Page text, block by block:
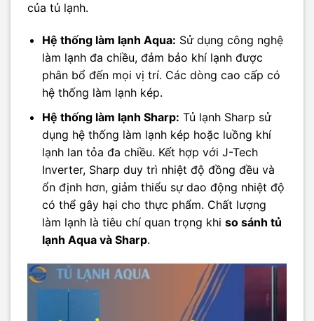
của tủ lạnh.
Hệ thống làm lạnh Aqua: Sử dụng công nghệ
làm lạnh đa chiều, đảm bảo khí lạnh được
phân bổ đến mọi vị trí. Các dòng cao cấp có
hệ thống làm lạnh kép.
Hệ thống làm lạnh Sharp: Tủ lạnh Sharp sử
dụng hệ thống làm lạnh kép hoặc luồng khí
lạnh lan tỏa đa chiều. Kết hợp với J-Tech
Inverter, Sharp duy trì nhiệt độ đồng đều và
ổn định hơn, giảm thiểu sự dao động nhiệt độ
có thể gây hại cho thực phẩm. Chất lượng
làm lạnh là tiêu chí quan trọng khi so sánh tủ
lạnh Aqua và Sharp.